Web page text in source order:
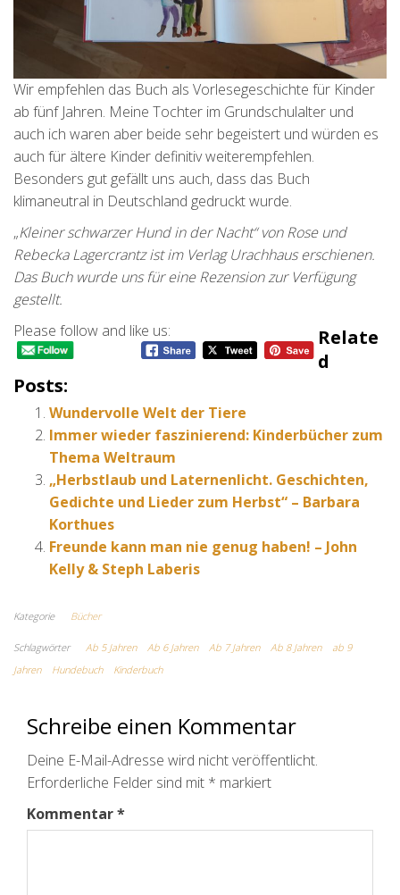
Wir empfehlen das Buch als Vorlesegeschichte für Kinder
ab fünf Jahren. Meine Tochter im Grundschulalter und
auch ich waren aber beide sehr begeistert und würden es
auch für ältere Kinder definitiv weiterempfehlen.
Besonders gut gefällt uns auch, dass das Buch
klimaneutral in Deutschland gedruckt wurde.
„Kleiner schwarzer Hund in der Nacht“ von Rose und
Rebecka Lagercrantz ist im Verlag Urachhaus erschienen.
Das Buch wurde uns für eine Rezension zur Verfügung
gestellt.
Please follow and like us:
Relate
D
Posts:
Wundervolle Welt der Tiere
Immer wieder faszinierend: Kinderbücher zum
Thema Weltraum
„Herbstlaub und Laternenlicht. Geschichten,
Gedichte und Lieder zum Herbst“ – Barbara
Korthues
Freunde kann man nie genug haben! – John
Kelly & Steph Laberis
Kategorie Bücher
Schlagwörter Ab 5 Jahren Ab 6 Jahren Ab 7 Jahren Ab 8 Jahren
ab 9
Jahren
Hundebuch Kinderbuch
Schreibe einen Kommentar
Deine E-Mail-Adresse wird nicht veröffentlicht.
Erforderliche Felder sind mit * markiert
Kommentar*